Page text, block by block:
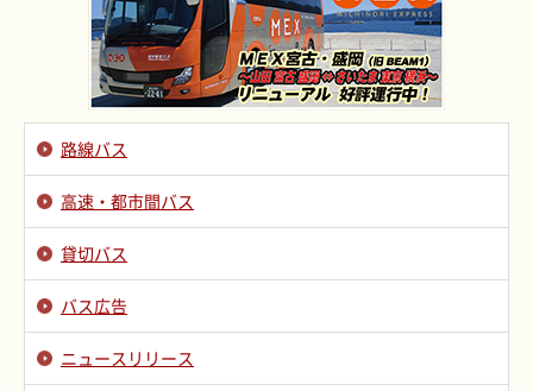
路線バス
高速・都市間バス
貸切バス
バス広告
ニュースリリース